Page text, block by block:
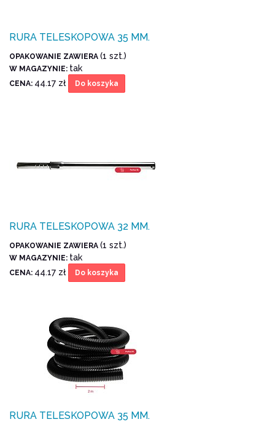
RURA TELESKOPOWA 35 MM.
OPAKOWANIE ZAWIERA (1 szt.)
W MAGAZYNIE: tak
CENA: 44.17 zł Do koszyka
RURA TELESKOPOWA 32 MM.
OPAKOWANIE ZAWIERA (1 szt.)
W MAGAZYNIE: tak
CENA: 44.17 zł Do koszyka
RURA TELESKOPOWA 35 MM.